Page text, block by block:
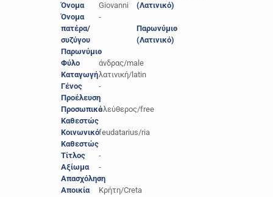
Όνομα
Giovanni
Όνομα
πατέρα/
συζύγου
-
Παρωνύμιο
-
Φύλο
άνδρας/male
Καταγωγήλατινική/latin
Γένος
-
Προέλευση-
Προσωπικό
Καθεστώς
ελεύθερος/free
Κοινωνικό
Καθεστώς
feudatarius/ria
Τίτλος
-
Αξίωμα
-
Απασχόληση
-
Αποικία
Κρήτη/Creta
(Λατινικό)
Παρωνύμιο
(Λατινικό)
-